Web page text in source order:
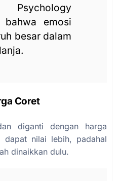
bahwa emosi
besar dalam
Coret
diganti dengan harga
nilai lebih, padahal
dinaikkan dulu.